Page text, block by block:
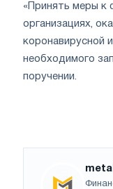
«Принять меры к
организациях,
коронавирусной
необходимого
поручении.